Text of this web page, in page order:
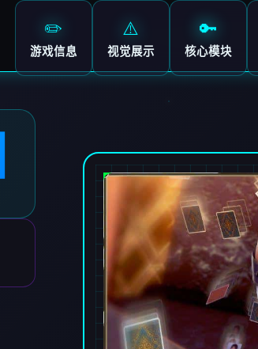
✏️
游戏信息
⚠️
视觉展示
🔑
核心模块